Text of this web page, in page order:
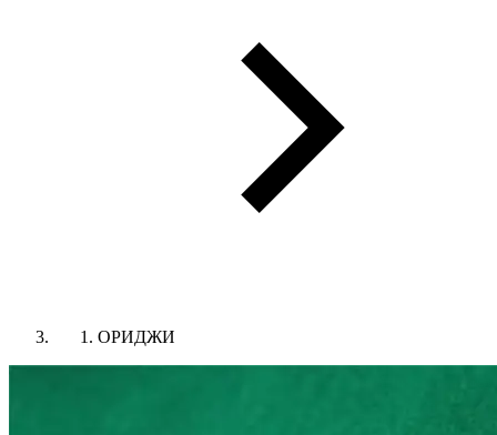
ОРИДЖИ